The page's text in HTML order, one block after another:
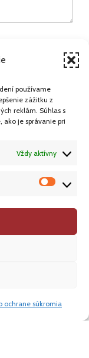
používame
zážitku z
reklám. Súhlas s
je správanie pri
Vždy aktívny
ochrane súkromia
UK